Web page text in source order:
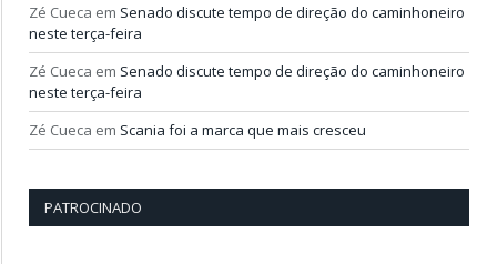
Zé Cueca em Senado discute tempo de direção do caminhoneiro
neste terça-feira
Zé Cueca em Senado discute tempo de direção do caminhoneiro
neste terça-feira
Zé Cueca em Scania foi a marca que mais cresceu
PATROCINADO